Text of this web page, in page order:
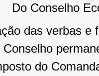
Do Conselho
das verbas e
do